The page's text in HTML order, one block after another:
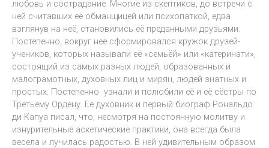
любовь и сострадание. Многие из скептиков, до встречи с
ней считавших её обманщицей или психопаткой, едва
взглянув на неё, становились её преданными друзьями.
Постепенно, вокруг неё сформировался кружок друзей-
учеников, которых называли её «семьёй» или «катеринати»,
состоящий из самых разных людей, образованных и
малограмотных, духовных лиц и мирян, людей знатных и
простых. Постепенно узнали и полюбили её и её сёстры по
Третьему Ордену. Её духовник и первый биограф Рональдо
ди Капуа писал, что, несмотря на постоянную молитву и
изнурительные аскетические практики, она всегда была
весела и лучилась радостью. В ней удивительным образом